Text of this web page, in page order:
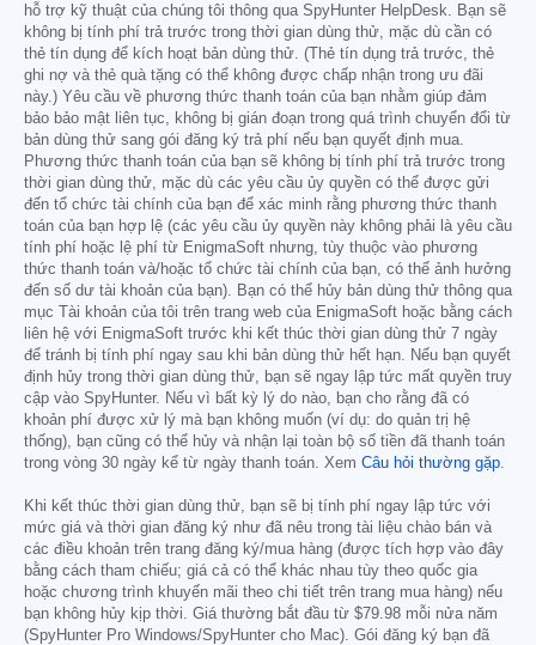
hỗ trợ kỹ thuật của chúng tôi thông qua SpyHunter HelpDesk. Bạn sẽ
không bị tính phí trả trước trong thời gian dùng thử, mặc dù cần có
thẻ tín dụng để kích hoạt bản dùng thử. (Thẻ tín dụng trả trước, thẻ
ghi nợ và thẻ quà tặng có thể không được chấp nhận trong ưu đãi
này.) Yêu cầu về phương thức thanh toán của bạn nhằm giúp đảm
bảo bảo mật liên tục, không bị gián đoạn trong quá trình chuyển đổi từ
bản dùng thử sang gói đăng ký trả phí nếu bạn quyết định mua.
Phương thức thanh toán của bạn sẽ không bị tính phí trả trước trong
thời gian dùng thử, mặc dù các yêu cầu ủy quyền có thể được gửi
đến tổ chức tài chính của bạn để xác minh rằng phương thức thanh
toán của bạn hợp lệ (các yêu cầu ủy quyền này không phải là yêu cầu
tính phí hoặc lệ phí từ EnigmaSoft nhưng, tùy thuộc vào phương
thức thanh toán và/hoặc tổ chức tài chính của bạn, có thể ảnh hưởng
đến số dư tài khoản của bạn). Bạn có thể hủy bản dùng thử thông qua
mục Tài khoản của tôi trên trang web của EnigmaSoft hoặc bằng cách
liên hệ với EnigmaSoft trước khi kết thúc thời gian dùng thử 7 ngày
để tránh bị tính phí ngay sau khi bản dùng thử hết hạn. Nếu bạn quyết
định hủy trong thời gian dùng thử, bạn sẽ ngay lập tức mất quyền truy
cập vào SpyHunter. Nếu vì bất kỳ lý do nào, bạn cho rằng đã có
khoản phí được xử lý mà bạn không muốn (ví dụ: do quản trị hệ
thống), bạn cũng có thể hủy và nhận lại toàn bộ số tiền đã thanh toán
trong vòng 30 ngày kể từ ngày thanh toán. Xem Câu hỏi thường gặp
Khi kết thúc thời gian dùng thử, bạn sẽ bị tính phí ngay lập tức với
mức giá và thời gian đăng ký như đã nêu trong tài liệu chào bán và
các điều khoản trên trang đăng ký/mua hàng (được tích hợp vào đây
bằng cách tham chiếu; giá cả có thể khác nhau tùy theo quốc gia
hoặc chương trình khuyến mãi theo chi tiết trên trang mua hàng) nếu
bạn không hủy kịp thời. Giá thường bắt đầu từ $79.98 mỗi nửa năm
(SpyHunter Pro Windows/SpyHunter cho Mac). Gói đăng ký bạn đã